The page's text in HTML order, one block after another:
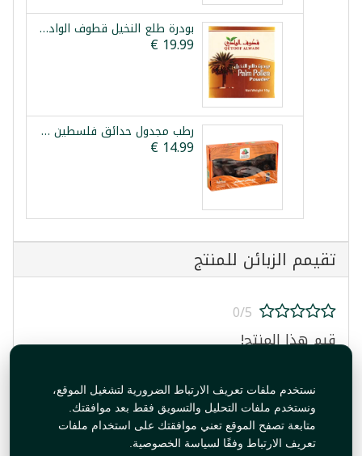
نستخدم ملفات تعريف الارتباط الضرورية لتشغيل الموقع،
ونستخدم ملفات التحليل والتسويق فقط بعد موافقتك.
متابعة تصفح الموقع تعني موافقتك على استخدام ملفات
تعريف الارتباط وفقًا لسياسة الخصوصية.
بودرة طلع النخيل قطوف الوادي 10غ
رطب مجدول حدائق فلسطين 900غ
تقيمم الزبائن للمنتج
0/5
قيم هذا المنتج!